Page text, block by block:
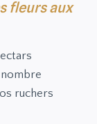
fleurs aux
ruchers